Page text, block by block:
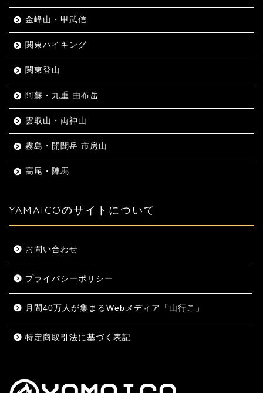
金峰山・甲武信
関東ハイキング
関東登山
阿蘇・九重 由布岳
雲取山・両神山
霧島・開聞岳 市房山
高尾・陣馬
YAMAICOのサイトについて
お問い合わせ
プライバシーポリシー
月間40万人が集まるWebメディア「山行こ」
特定商取引法に基づく表記